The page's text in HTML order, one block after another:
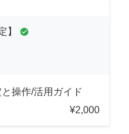
】 check_circle
操作/活用ガイド
¥2,000